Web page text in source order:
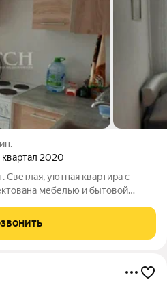
квартал 2020
уютная квартира с
мебелью и бытовой
доступности: магазины,